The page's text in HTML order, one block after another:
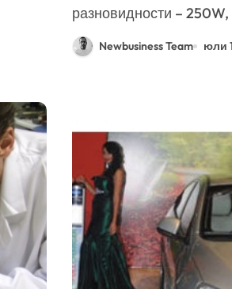
разновидности –
Newbusiness Team юли